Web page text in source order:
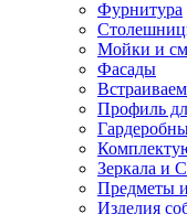
Фурнитура
Мойки и
Фасады
Профиль
Зеркала и
Предметы
Изделия